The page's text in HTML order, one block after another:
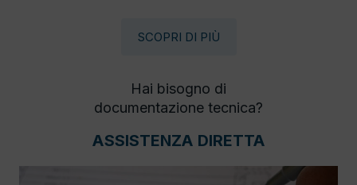
SCOPRI DI PIÙ
Hai bisogno di
documentazione tecnica?
ASSISTENZA DIRETTA